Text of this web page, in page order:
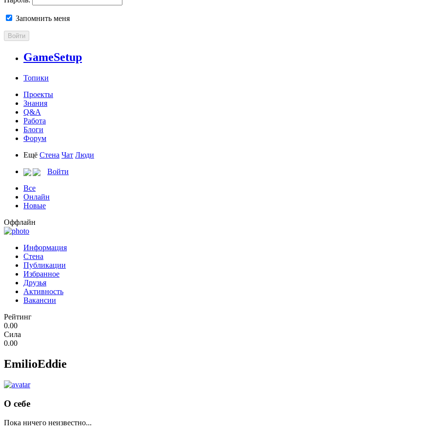
Запомнить меня
Войти
GameSetup
Топики
Проекты
Знания
Q&A
Работа
Блоги
Форум
Ещё Стена Чат Люди
Войти
Все
Онлайн
Новые
Оффлайн
Информация
Стена
Публикации
Избранное
Друзья
Активность
Вакансии
Рейтинг
0.00
Сила
0.00
EmilioEddie
О себе
Пока ничего неизвестно...